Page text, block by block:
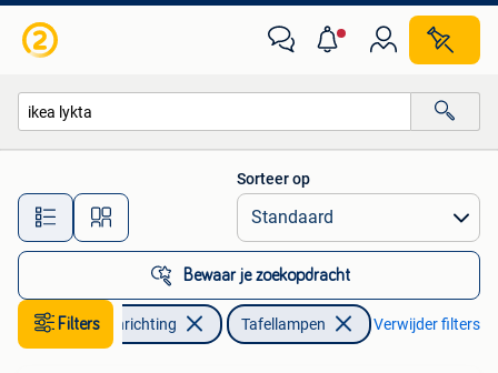
Alle afstanden…
Sorteer op
Bewaar je zoekopdracht
Filters
Huis en Inrichting Tafellampen Verwijder filters